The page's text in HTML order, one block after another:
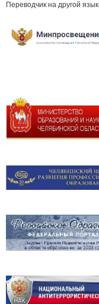
Переводчик на другой язык